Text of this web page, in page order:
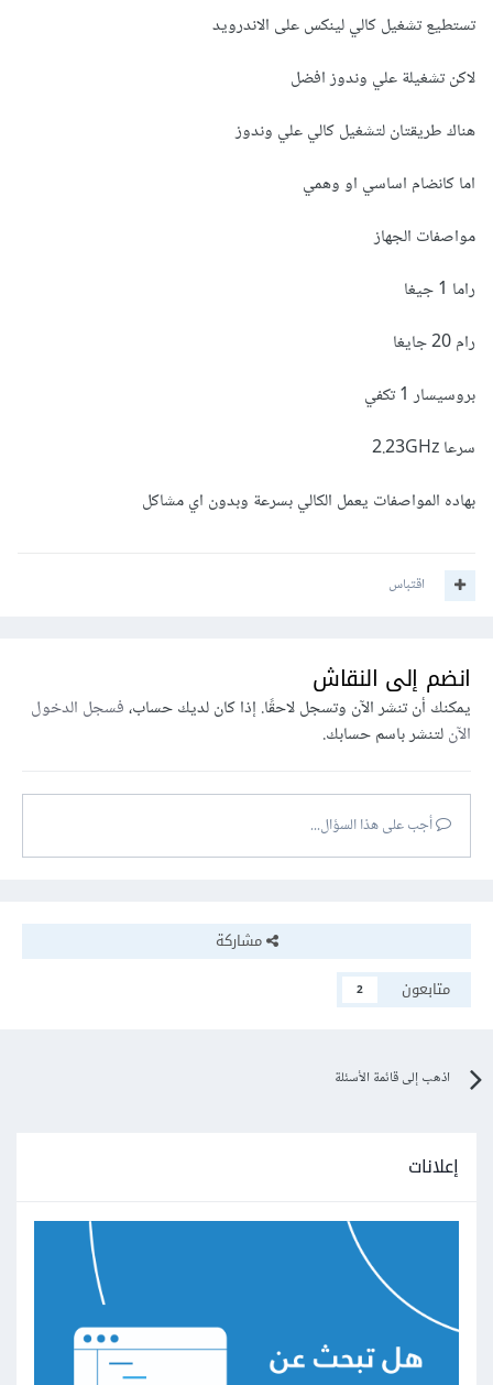
تستطيع تشغيل كالي لينكس على الاندرويد
لاكن تشغيلة علي وندوز افضل
هناك طريقتان لتشغيل كالي علي وندوز
اما كانضام اساسي او وهمي
مواصفات الجهاز
راما 1 جيغا
رام 20 جايغا
بروسيسار 1 تكفي
سرعا 2.23GHz
بهاده المواصفات يعمل الكالي بسرعة وبدون اي مشاكل
اقتباس
انضم إلى النقاش
يمكنك أن تنشر الآن وتسجل لاحقًا. إذا كان لديك حساب،فسجل الدخول
الآنلتنشر باسم حسابك.
أجب على هذا السؤال...
مشاركة
متابعون
2
اذهب إلى قائمة الأسئلة
إعلانات